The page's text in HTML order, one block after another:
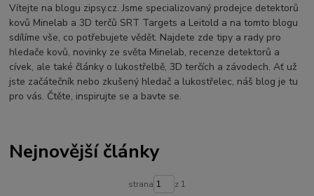
Jídlo na cesty
Mníšek u Liberece Karlovy Vary
Equinox 900
Soutěž o detektor
Severní Čechy
hledání pokladů
technologie Multi IQ
Vítejte na blogu zipsy.cz. Jsme specializovaný prodejce detektorů
kovů Minelab a 3D terčů SRT Targets a Leitold a na tomto blogu
sdílíme vše, co potřebujete vědět. Najdete zde tipy a rady pro
hledače kovů, novinky ze světa Minelab, recenze detektorů a
cívek, ale také články o lukostřelbě, 3D terčích a závodech. Ať už
jste začátečník nebo zkušený hledač a lukostřelec, náš blog je tu
pro vás. Čtěte, inspirujte se a bavte se.
Nejnovější články
strana z 1